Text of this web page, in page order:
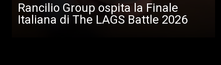
Rancilio Group ospita la Finale
Italiana di The LAGS Battle 2026